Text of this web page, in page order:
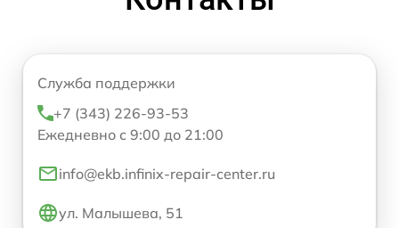
Служба поддержки
+7 (343) 226-93-53
Ежедневно с 9:00 до 21:00
info@ekb.infinix-repair-center.ru
ул. Малышева, 51